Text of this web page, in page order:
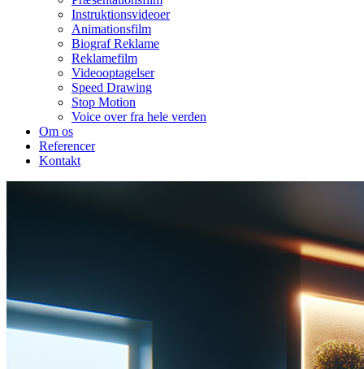
Instruktionsvideoer
Animationsfilm
Biograf Reklame
Reklamefilm
Videooptagelser
Speed Drawing
Stop Motion
Voice over fra hele verden
Om os
Referencer
Kontakt